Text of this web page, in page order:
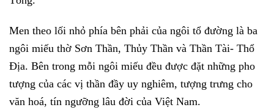
Men theo lối nhỏ phía bên phải của ngôi tổ đường là ba
ngôi miếu thờ Sơn Thần, Thủy Thần và Thần Tài- Thổ
Địa. Bên trong mỗi ngôi miếu đều được đặt những pho
tượng của các vị thần đầy uy nghiêm, tượng trưng cho
văn hoá, tín ngưỡng lâu đời của Việt Nam.